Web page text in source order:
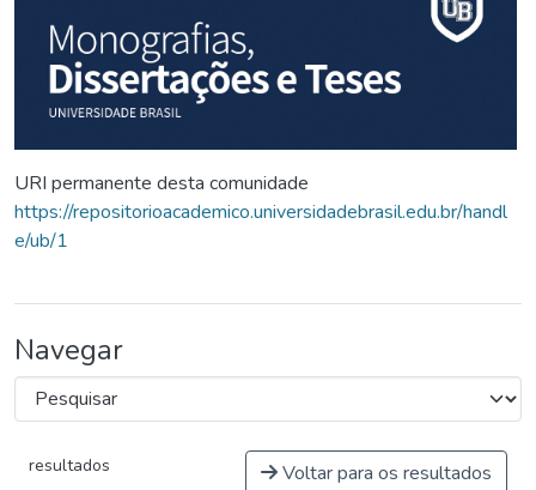
URI permanente desta comunidade
https://repositorioacademico.universidadebrasil.edu.br/handl
e/ub/1
Navegar
resultados Voltar para os resultados